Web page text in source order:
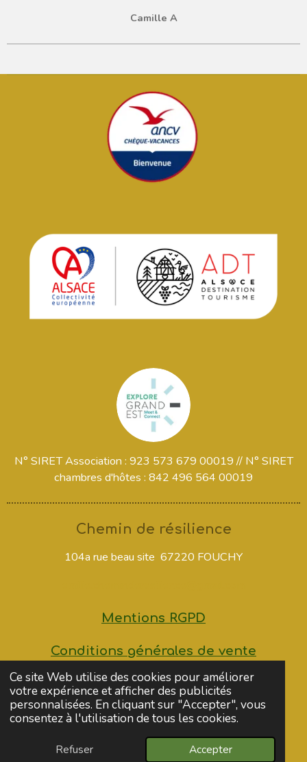
Ce site Web utilise des cookies pour améliorer
votre expérience et afficher des publicités
personnalisées. En cliquant sur "Accepter", vous
consentez à l'utilisation de tous les cookies.
Refuser Accepter
Camille A
N° SIRET Association : 923 573 679 00019 // N° SIRET
chambres d'hôtes : 842 496 564 00019
Chemin de résilience
104a rue beau site 67220 FOUCHY
Mentions RGPD
Conditions générales de vente
Contact
E-mail